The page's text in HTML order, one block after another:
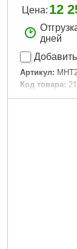
Цена: 12
дней
Артикул:
Код товара:
Вес: 8 кг